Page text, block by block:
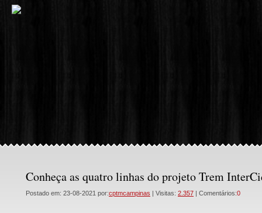
Conheça as quatro linhas do projeto Trem
Postado em: 23-08-2021 por:cptmcampinas | Visitas: 2.357 | Comentários:0